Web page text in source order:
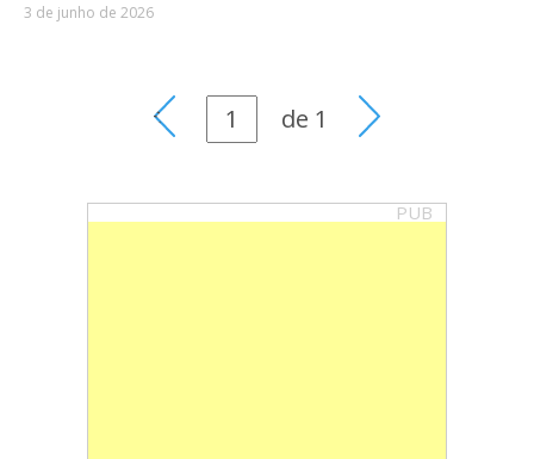
3 de junho de 2026
de 1
PUB